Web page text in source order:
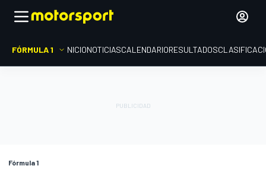
FÓRMULA 1 INICIONOTICIASCALENDARIORESULTADOS
Fórmula 1